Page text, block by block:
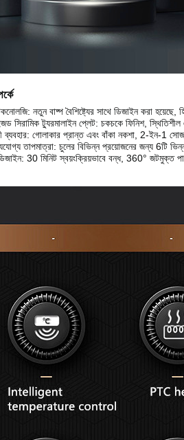
নতুন বাষ্প বৈশিষ্ট্যের সাথে ডিজাইন করা
সিরামিক ট্যুরমালাইন প্লেট: চকচকে ফিনিশ,
ব্যবহার: গোলাকার প্রান্ত এবং বাঁকা নকশা, 2-ইন-1
তাপমাত্রা: চুলের বিভিন্ন প্রয়োজনের জন্য
30 মিনিট স্বয়ংক্রিয়ভাবে বন্ধ, 360° জটমুক্ত